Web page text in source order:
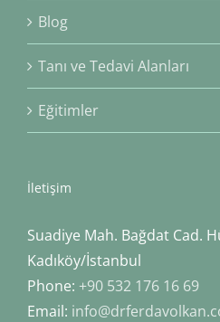
Blog
Tanı ve Tedavi Alanları
Eğitimler
İletişim
Suadiye Mah. Bağdat Cad.
Kadıköy/İstanbul
Phone: +90 532 176 16 69
Email: